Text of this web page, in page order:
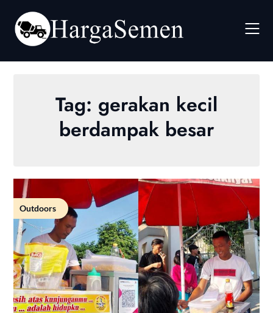
content
Tag: gerakan kecil
berdampak besar
Outdoors